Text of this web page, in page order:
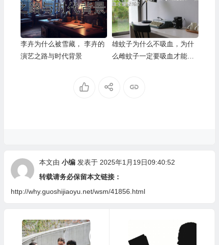
李卉为什么被雪藏， 李卉的
演艺之路与时代背景
雄蚊子为什么不吸血，为什
么雌蚊子一定要吸血才能繁
本文由 小编发表于 2025年1月19日09:40:52
转载请务必保留本文链接：
http://why.guoshijiaoyu.net/wsm/41856.html